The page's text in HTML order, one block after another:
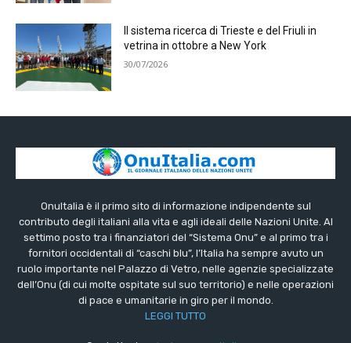
Il sistema ricerca di Trieste e del Friuli in
vetrina in ottobre a New York
30/07/2026
OnuItalia è il primo sito di informazione indipendente sul
contributo degli italiani alla vita e agli ideali delle Nazioni Unite. Al
settimo posto tra i finanziatori del “Sistema Onu” e al primo tra i
fornitori occidentali di “caschi blu”, l’Italia ha sempre avuto un
ruolo importante nel Palazzo di Vetro, nelle agenzie specializzate
dell’Onu (di cui molte ospitate sul suo territorio) e nelle operazioni
di pace e umanitarie in giro per il mondo.
LEGGI TUTTO